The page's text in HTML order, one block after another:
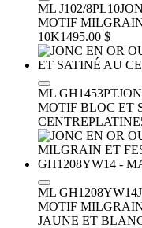
ML J102/8PL10
MOTIF
10K1495.00 $
ML GH1453PT
MOTIF BLOC ET
CENTREPLATINE
ML GH1208YW14
MOTIF
JAUNE ET